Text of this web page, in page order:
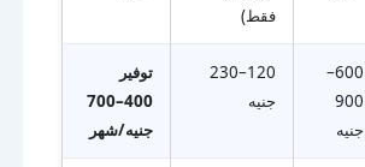
فقط)
600–
900
جنيه
120–230
جنيه
توفير
400–700
جنيه/شهر